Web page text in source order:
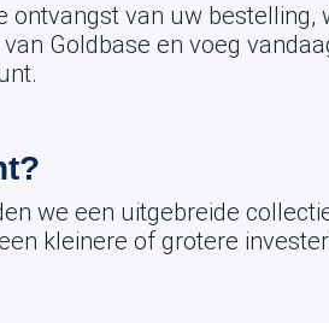
van uw bestelling,
Goldbase en voeg
we een uitgebreide
kleinere of grotere